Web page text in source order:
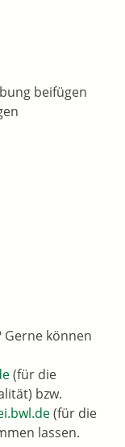
beifügen
Gerne können
(für die
bzw.
(für die
lassen.